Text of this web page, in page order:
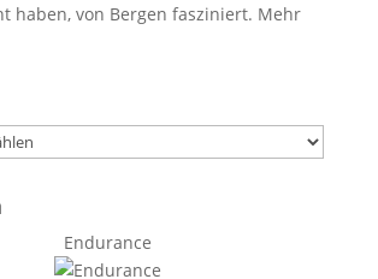
haben, von Bergen fasziniert. Mehr
Endurance